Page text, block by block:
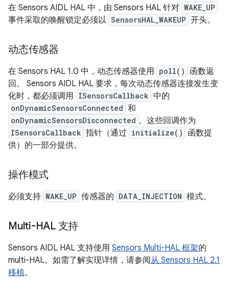
在 Sensors AIDL HAL 中，由 Sensors HAL 针对 WAKE_UP
事件采取的唤醒锁定必须以 SensorsHAL_WAKEUP 开头。
动态传感器
在 Sensors HAL 1.0 中，动态传感器使用 poll()
函数返
回。 Sensors AIDL HAL 要求，每次动态传感器连接发生变
化时，都必须调用 ISensorsCallback 中的
onDynamicSensorsConnected 和
onDynamicSensorsDisconnected 。这些回调作为
ISensorsCallback 指针（通过 initialize()
函数提
供）的一部分提供。
操作模式
必须支持 WAKE_UP 传感器的 DATA_INJECTION 模式。
Multi-HAL 支持
Sensors AIDL HAL 支持使用 Sensors Multi-HAL 框架的
multi-HAL。如需了解实现详情，请参阅从 Sensors HAL 2.1
移植。